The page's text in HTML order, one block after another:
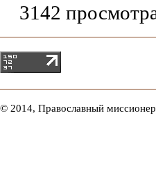
3142
© 2014, Православный